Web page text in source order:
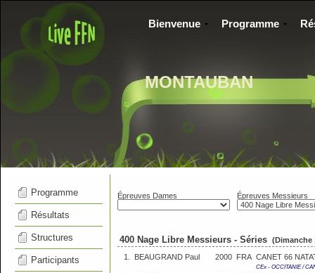
MONTAUBAN
Bienvenue Programme
Programme
Résultats
Structures
Participants
Épreuves Dames Épreuves Messieurs
400 Nage Libre Messieurs - Séries (Dimanche
1.
BEAUGRAND Paul 2000 FRA CANET 66
CEx - OCCITANIE /